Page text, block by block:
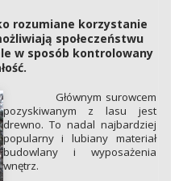
rozumiane korzystanie
społeczeństwu
w sposób kontrolowany
Głównym surowcem
pozyskiwanym z lasu jest
drewno. To nadal najbardziej
popularny i lubiany materiał
budowlany i wyposażenia
wnętrz.